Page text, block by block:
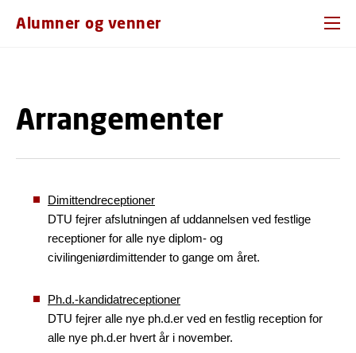
Alumner og venner
Arrangementer
Dimittendreceptioner
DTU fejrer afslutningen af uddannelsen ved festlige
receptioner for alle nye diplom- og
civilingeniørdimittender to gange om året.
Ph.d.-kandidatreceptioner
DTU fejrer alle nye ph.d.er ved en festlig reception for
alle nye ph.d.er hvert år i november.